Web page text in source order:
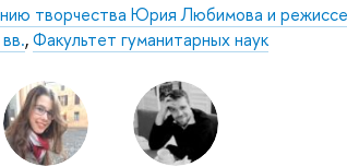
творчества Юрия Любимова и
,Факультет гуманитарных наук